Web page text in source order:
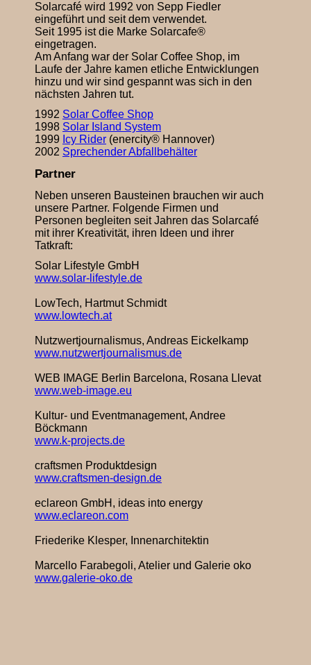
Solarcafé wird 1992 von Sepp Fiedler
eingeführt und seit dem verwendet.
Seit 1995 ist die Marke Solarcafe®
eingetragen.
Am Anfang war der Solar Coffee Shop, im
Laufe der Jahre kamen etliche Entwicklungen
hinzu und wir sind gespannt was sich in den
nächsten Jahren tut.
1992 Solar Coffee Shop
1998 Solar Island System
1999 Icy Rider (enercity® Hannover)
2002 Sprechender Abfallbehälter
Partner
Neben unseren Bausteinen brauchen wir auch
unsere Partner. Folgende Firmen und
Personen begleiten seit Jahren das Solarcafé
mit ihrer Kreativität, ihren Ideen und ihrer
Tatkraft:
Solar Lifestyle GmbH
www.solar-lifestyle.de
LowTech, Hartmut Schmidt
www.lowtech.at
Nutzwertjournalismus, Andreas Eickelkamp
www.nutzwertjournalismus.de
WEB IMAGE Berlin Barcelona, Rosana Llevat
www.web-image.eu
Kultur- und Eventmanagement, Andree
Böckmann
www.k-projects.de
craftsmen Produktdesign
www.craftsmen-design.de
eclareon GmbH, ideas into energy
www.eclareon.com
Friederike Klesper, Innenarchitektin
Marcello Farabegoli, Atelier und Galerie oko
www.galerie-oko.de